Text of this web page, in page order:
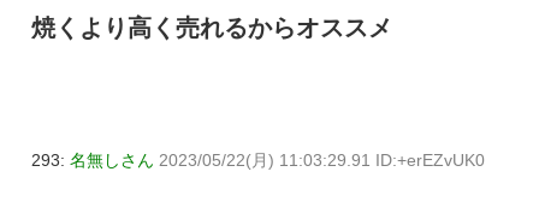
焼くより高く売れるからオススメ
293: 名無しさん 2023/05/22(月) 11:03:29.91 ID:+erEZvUK0